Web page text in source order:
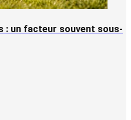
: un facteur souvent sous-